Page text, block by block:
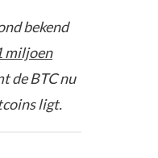
bekend
miljoen
de BTC nu
ligt.